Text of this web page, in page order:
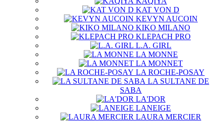
KAT VON D
KEVYN AUCOIN
KIKO MILANO
KLEPACH PRO
L.A. GIRL
LA MONNE
LA MONNET
LA ROCHE-POSAY
LA SULTANE DE
SABA
LA'DOR
LANEIGE
LAURA MERCIER